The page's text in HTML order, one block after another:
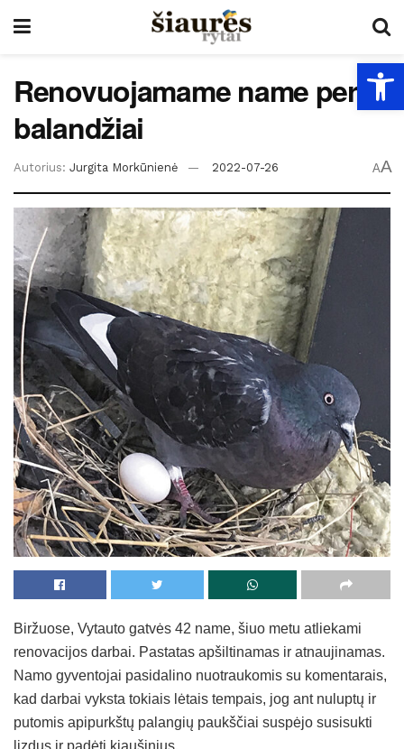
Renovuojamame name peri
balandžiai
Autorius: Jurgita Morkūnienė 2022-07-26 AA
Biržuose, Vytauto gatvės 42 name, šiuo metu atliekami
renovacijos darbai. Pastatas apšiltinamas ir atnaujinamas.
Namo gyventojai pasidalino nuotraukomis su komentarais,
kad darbai vyksta tokiais lėtais tempais, jog ant nuluptų ir
putomis apipurkštų palangių paukščiai suspėjo susisukti
lizdus ir padėti kiaušinius.